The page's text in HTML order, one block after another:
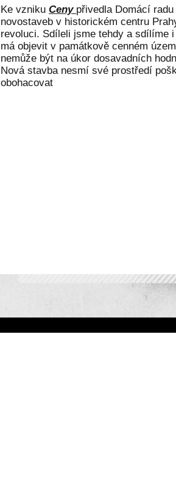
Ke vzniku Ceny přivedla Domácí
novostaveb v historickém centru
revoluci. Sdíleli jsme tehdy a sdílíme
má objevit v památkově cenném
nemůže být na úkor dosavadních
Nová stavba nesmí své prostředí
obohacovat